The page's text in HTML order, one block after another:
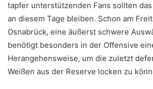
tapfer unterstützenden Fans sollten
an diesem Tage bleiben. Schon am
Osnabrück, eine äußerst schwere
benötigt besonders in der Offensive
Herangehensweise, um die zuletzt
Weißen aus der Reserve locken zu